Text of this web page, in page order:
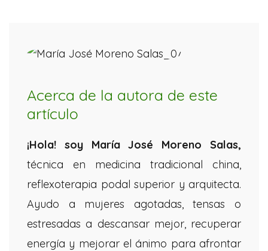
Acerca de la autora de este
artículo
¡Hola! soy María José Moreno
Salas,
técnica en medicina tradicional china,
reflexoterapia podal superior y arquitecta.
Ayudo a mujeres agotadas, tensas o
estresadas a descansar mejor, recuperar
energía y mejorar el ánimo para afrontar